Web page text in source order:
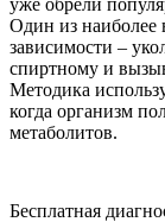
Один из наиболее
зависимости –
спиртному и
Методика
когда организм
метаболитов.
Бесплатная